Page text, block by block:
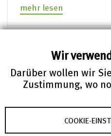
Wir
Darüber wollen wir
Zustimmung, wo
COOKIE-
mehr lesen
Pressemeldung –
Gemeinsamer
digitale